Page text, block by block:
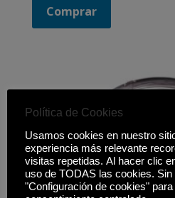
Comprar
Política de Cookies
Usamos cookies en nuestro
experiencia más relevante
visitas repetidas. Al hacer clic
uso de TODAS las cookies.
"Configuración de cookies"